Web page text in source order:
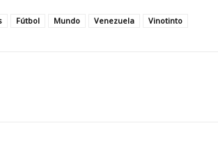
Fútbol Mundo Venezuela Vinotinto